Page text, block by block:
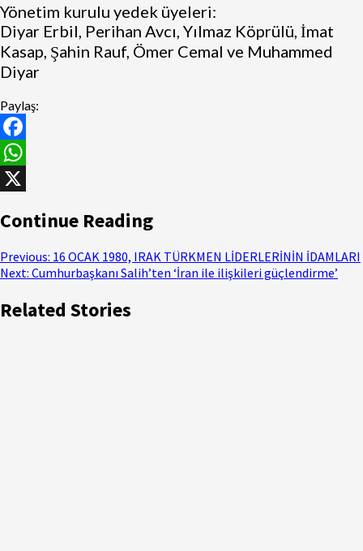
Yönetim kurulu yedek üyeleri:
Diyar Erbil, Perihan Avcı, Yılmaz Köprülü, İmat
Kasap, Şahin Rauf, Ömer Cemal ve Muhammed
Diyar
Paylaş:
Facebook
WhatsApp
Continue Reading
Previous: 16 OCAK 1980, IRAK TÜRKMEN LİDERLERİNİN İDAMLARI
Next: Cumhurbaşkanı Salih’ten ‘İran ile ilişkileri güçlendirme’
Related Stories